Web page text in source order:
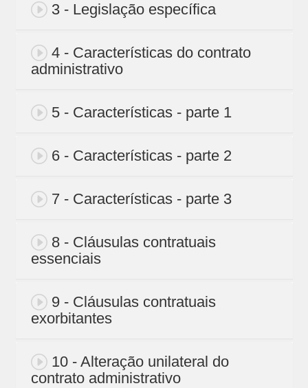
3 - Legislação específica
4 - Características do contrato
administrativo
5 - Características - parte 1
6 - Características - parte 2
7 - Características - parte 3
8 - Cláusulas contratuais
essenciais
9 - Cláusulas contratuais
exorbitantes
10 - Alteração unilateral do
contrato administrativo